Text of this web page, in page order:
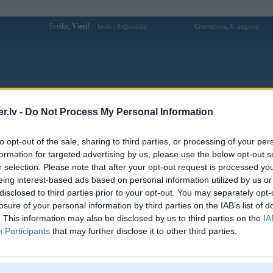
- Do Not Process My Personal Information
opt-out of the sale, sharing to third parties, or processing of your
for targeted advertising by us, please use the below opt-out
selection. Please note that after your opt-out request is processed
interest-based ads based on personal information utilized by us
to third parties prior to your opt-out. You may separately
of your personal information by third parties on the IAB’s list of
This information may also be disclosed by us to third parties on the
Participants that may further disclose it to other third parties.
Sveiks, Viesi! Ienākt Reģistrācija Ceturtdiena, 6. augusts
Forums Galerijas Reģistrācija Lietotāji
Lietotāja fb88ukcom profils
Lietotājvārds:
fb88ukcom
Ziņojumi forumā:
0
Pēdējie ziņojumi forumā